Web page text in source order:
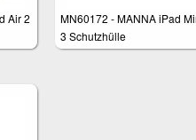
Air 2
MN60172 - MANNA iPad
3 Schutzhülle